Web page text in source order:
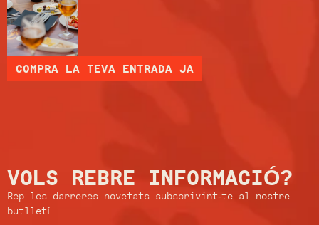
COMPRA LA TEVA ENTRADA JA
VOLS REBRE INFORMACIÓ?
Rep les darreres novetats subscrivint-te al nostre
butlletí